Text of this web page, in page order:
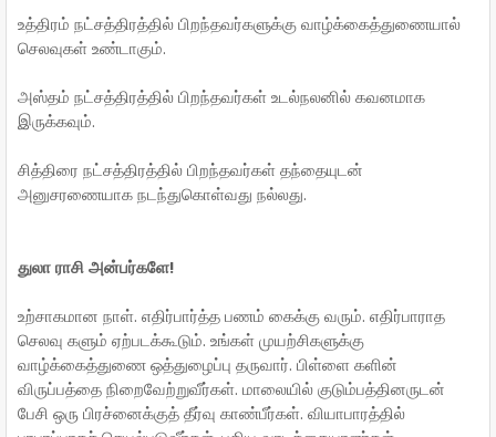
உத்திரம் நட்சத்திரத்தில் பிறந்தவர்களுக்கு வாழ்க்கைத்துணையால்
செலவுகள் உண்டாகும்.
அஸ்தம் நட்சத்திரத்தில் பிறந்தவர்கள் உடல்நலனில் கவனமாக
இருக்கவும்.
சித்திரை நட்சத்திரத்தில் பிறந்தவர்கள் தந்தையுடன்
அனுசரணையாக நடந்துகொள்வது நல்லது.
துலா ராசி அன்பர்களே!
உற்சாகமான நாள். எதிர்பார்த்த பணம் கைக்கு வரும். எதிர்பாராத
செலவு களும் ஏற்படக்கூடும். உங்கள் முயற்சிகளுக்கு
வாழ்க்கைத்துணை ஒத்துழைப்பு தருவார். பிள்ளை களின்
விருப்பத்தை நிறைவேற்றுவீர்கள். மாலையில் குடும்பத்தினருடன்
பேசி ஒரு பிரச்னைக்குத் தீர்வு காண்பீர்கள். வியாபாரத்தில்